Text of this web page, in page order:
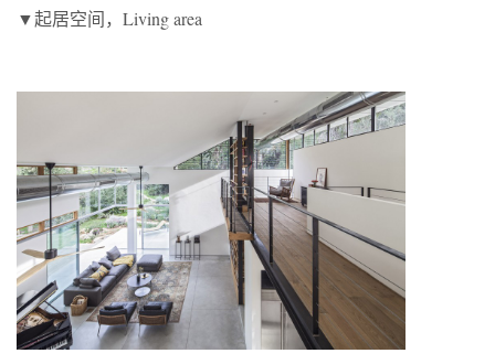
▼起居空间，Living area